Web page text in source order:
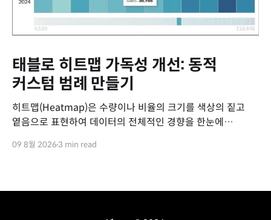
태블로 히트맵 가독성 개선: 동적
커스텀 범례 만들기
히트맵(Heatmap)은 수량이나 비율의 크기를 색상의 짙고
옅음으로 표현하여 데이터의 전체적인 경향을 한눈에
그라데이션에만 의존하다 보니, 특정 셀의 색상만 보고 '이
제공하는 색상 범례(Legend)는
09 8월 2026 3 min read